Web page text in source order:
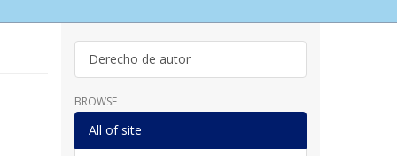
Derecho de autor
BROWSE
All of site